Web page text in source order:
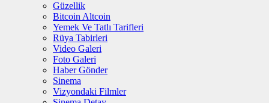
Güzellik
Bitcoin Altcoin
Yemek Ve Tatlı Tarifleri
Rüya Tabirleri
Video Galeri
Foto Galeri
Haber Gönder
Sinema
Vizyondaki Filmler